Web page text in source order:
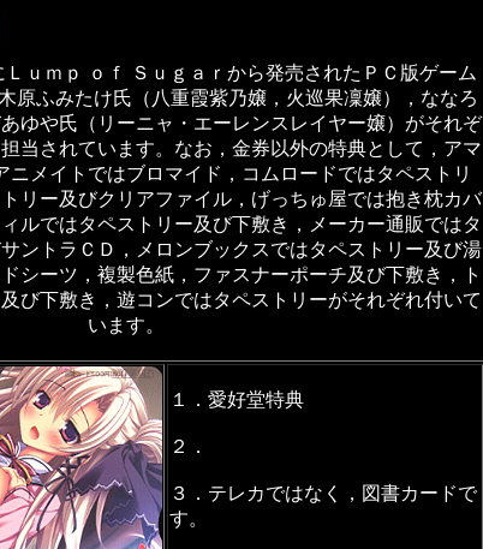
ｕｍｐ ｏｆ Ｓｕｇａｒから発売されたＰＣ版ゲーム
原ふみたけ氏（八重霞紫乃嬢，火巡果凜嬢），ななろ
ゆや氏（リーニャ・エーレンスレイヤー嬢）がそれぞ
当されています。なお，金券以外の特典として，アマ
ニメイトではブロマイド，コムロードではタペストリ
リー及びクリアファイル，げっちゅ屋では抱き枕カバ
ルではタペストリー及び下敷き，メーカー通販ではタ
ントラＣＤ，メロンブックスではタペストリー及び湯
シーツ，複製色紙，ファスナーポーチ及び下敷き，ト
び下敷き，遊コンではタペストリーがそれぞれ付いて
います。
１．愛好堂特典
２．
３．テレカではなく，図書カードで
す。